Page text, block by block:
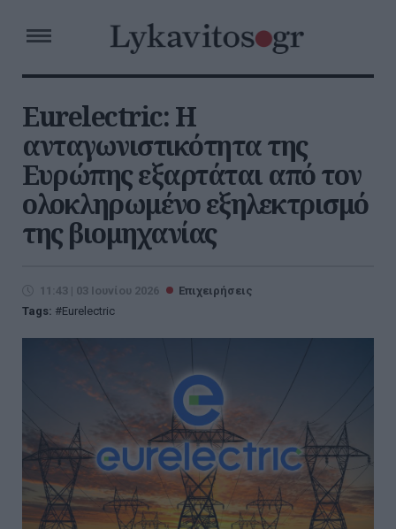
Eurelectric: Η
ανταγωνιστικότητα της
Ευρώπης εξαρτάται από τον
ολοκληρωμένο εξηλεκτρισμό
της βιομηχανίας
11:43 | 03 Ιουνίου 2026
Επιχειρήσεις
Tags:
Eurelectric